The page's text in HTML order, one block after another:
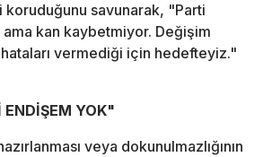
savunarak, "Parti
kan kaybetmiyor. Değişim
vermediği için hedefteyiz."
ENDİŞEM YOK"
veya dokunulmazlığının